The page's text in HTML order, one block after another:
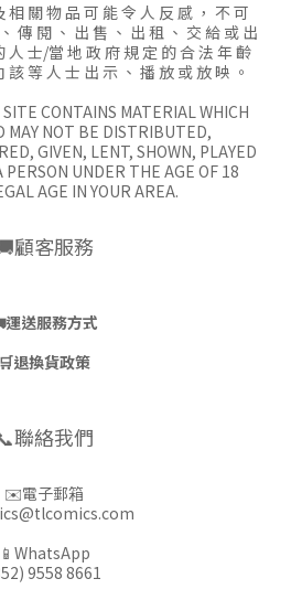
相 關 物 品 可 能 令 人 反 感 ， 不 可
傳 閱 、 出 售 、 出 租 、 交 給 或 出
人 士/當 地 政 府 規 定 的 合 法 年 齡
該 等 人 士 出 示 、 播 放 或 放 映 。
CONTAINS MATERIAL WHICH
MAY NOT BE DISTRIBUTED,
GIVEN, LENT, SHOWN, PLAYED
UNDER THE AGE OF 18
AGE IN YOUR AREA.
顧客服務
運送服務方式
🛒退換貨政策
聯絡我們
✉️電子郵箱
📱WhatsApp
9558 8661